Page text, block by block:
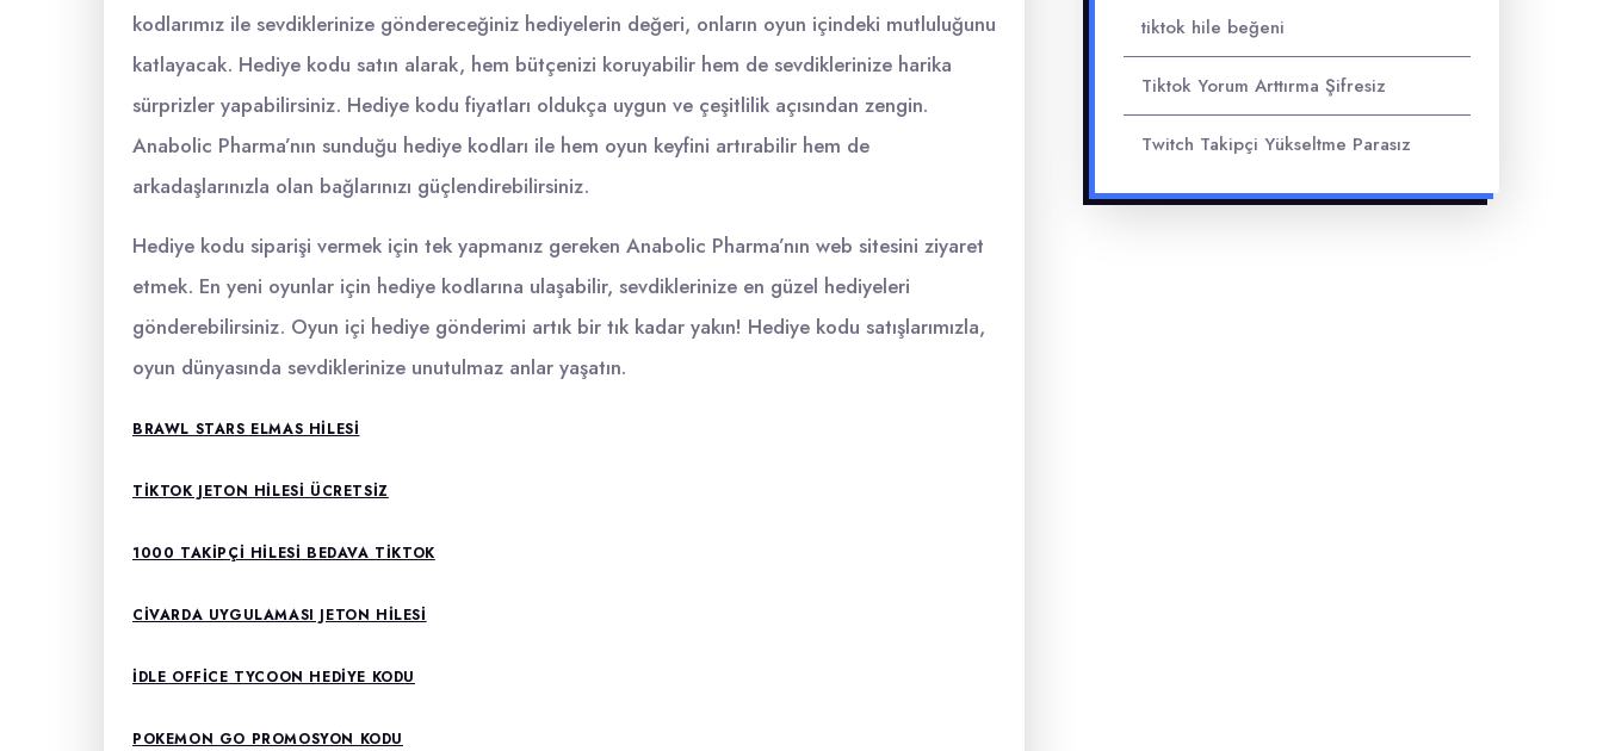
kodlarımız ile sevdiklerinize göndereceğiniz hediyelerin değeri, onların oyun içindeki mutluluğunu
katlayacak. Hediye kodu satın alarak, hem bütçenizi koruyabilir hem de sevdiklerinize harika
sürprizler yapabilirsiniz. Hediye kodu fiyatları oldukça uygun ve çeşitlilik açısından zengin.
Anabolic Pharma’nın sunduğu hediye kodları ile hem oyun keyfini artırabilir hem de
arkadaşlarınızla olan bağlarınızı güçlendirebilirsiniz.
Hediye kodu siparişi vermek için tek yapmanız gereken Anabolic Pharma’nın web sitesini ziyaret
etmek. En yeni oyunlar için hediye kodlarına ulaşabilir, sevdiklerinize en güzel hediyeleri
gönderebilirsiniz. Oyun içi hediye gönderimi artık bir tık kadar yakın! Hediye kodu satışlarımızla,
oyun dünyasında sevdiklerinize unutulmaz anlar yaşatın.
BRAWL STARS ELMAS HILESI
TIKTOK JETON HILESI ÜCRETSIZ
1000 TAKIPÇI HILESI BEDAVA TIKTOK
CIVARDA UYGULAMASI JETON HILESI
İDLE OFFICE TYCOON HEDIYE KODU
POKEMON GO PROMOSYON KODU
tiktok hile beğeni
Tiktok Yorum Arttırma Şifresiz
Twitch Takipçi Yükseltme Parasız